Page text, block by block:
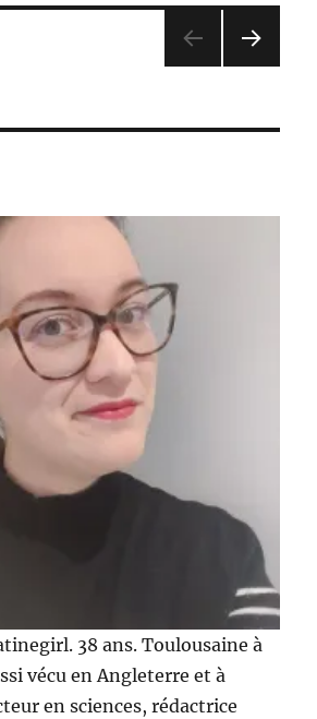
à
Rachel
Johnson
ANT
38 ans. Toulousaine à
vécu en Angleterre et à
en sciences, rédactrice